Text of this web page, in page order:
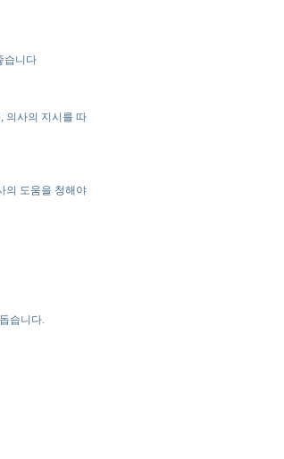
습니다
의사의 지시를 따
의 도움을 청해야
습니다.